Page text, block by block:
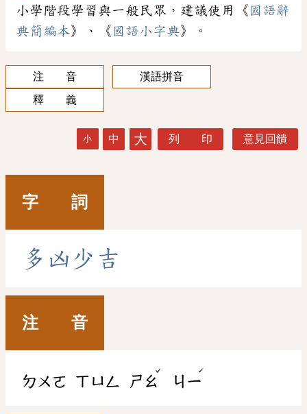
小學階段學習與一般民眾，建議使用《 國語辭
典簡編本》、《 國語小字典》。
注 音
漢語拼音
釋 義
小 中 大 列 印 意見回饋
字 詞
多 凶 少 吉
注 音
ㄉㄨㄛ ㄒㄩㄥ ㄕㄠ
ˇ
ㄐㄧ
ˊ